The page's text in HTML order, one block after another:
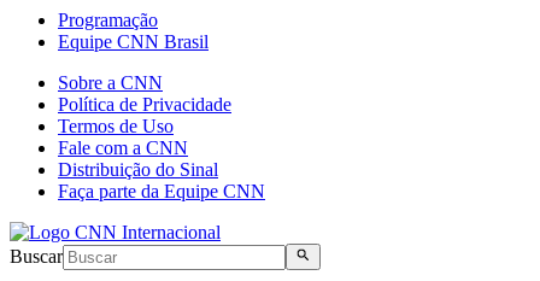
Programação
Equipe CNN Brasil
Sobre a CNN
Política de Privacidade
Termos de Uso
Fale com a CNN
Distribuição do Sinal
Faça parte da Equipe CNN
Buscar